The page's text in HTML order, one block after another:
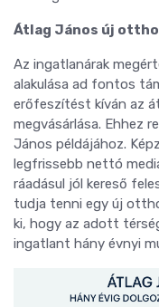
Átlag János új
Az ingatlanárak
alakulása ad fontos
erőfeszítést kíván az
megvásárlása. Ehhez
János példájához.
legfrissebb nettó
ráadásul jól kereső
tudja tenni egy új
ki, hogy az adott
ingatlant hány évnyi